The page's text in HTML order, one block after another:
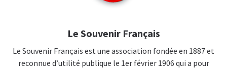
Le Souvenir Français
Le Souvenir Français est une association fondée en 1887 et
reconnue d’utilité publique le 1er février 1906 qui a pour